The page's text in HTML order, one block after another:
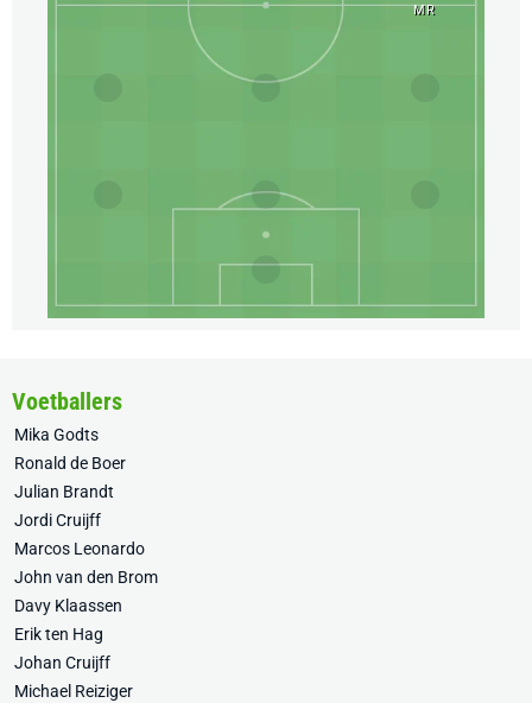
MR
Voetballers
Mika Godts
Ronald de Boer
Julian Brandt
Jordi Cruijff
Marcos Leonardo
John van den Brom
Davy Klaassen
Erik ten Hag
Johan Cruijff
Michael Reiziger